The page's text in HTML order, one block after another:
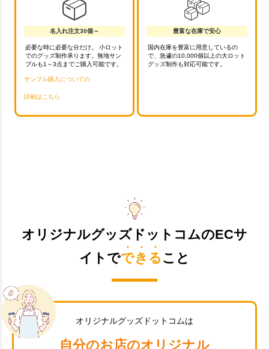
名入れ注文30個～
必要な時に必要な分だけ。 小ロット
でのグッズ制作承ります。無地サン
プルも1～3点までご購入可能です。
サンプル購入についての
詳細はこちら
豊富な在庫で安心
国内在庫を豊富に用意しているの
で、急遽の10,000個以上の大ロット
グッズ制作も対応可能です。
オリジナルグッズドットコムのECサ
イトでできる こと
オリジナルグッズドットコムは
自分のお店のオリジナル